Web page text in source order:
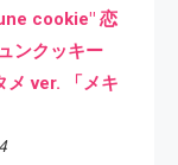
cookie" 恋
ンクッキー
ver. 「メキ